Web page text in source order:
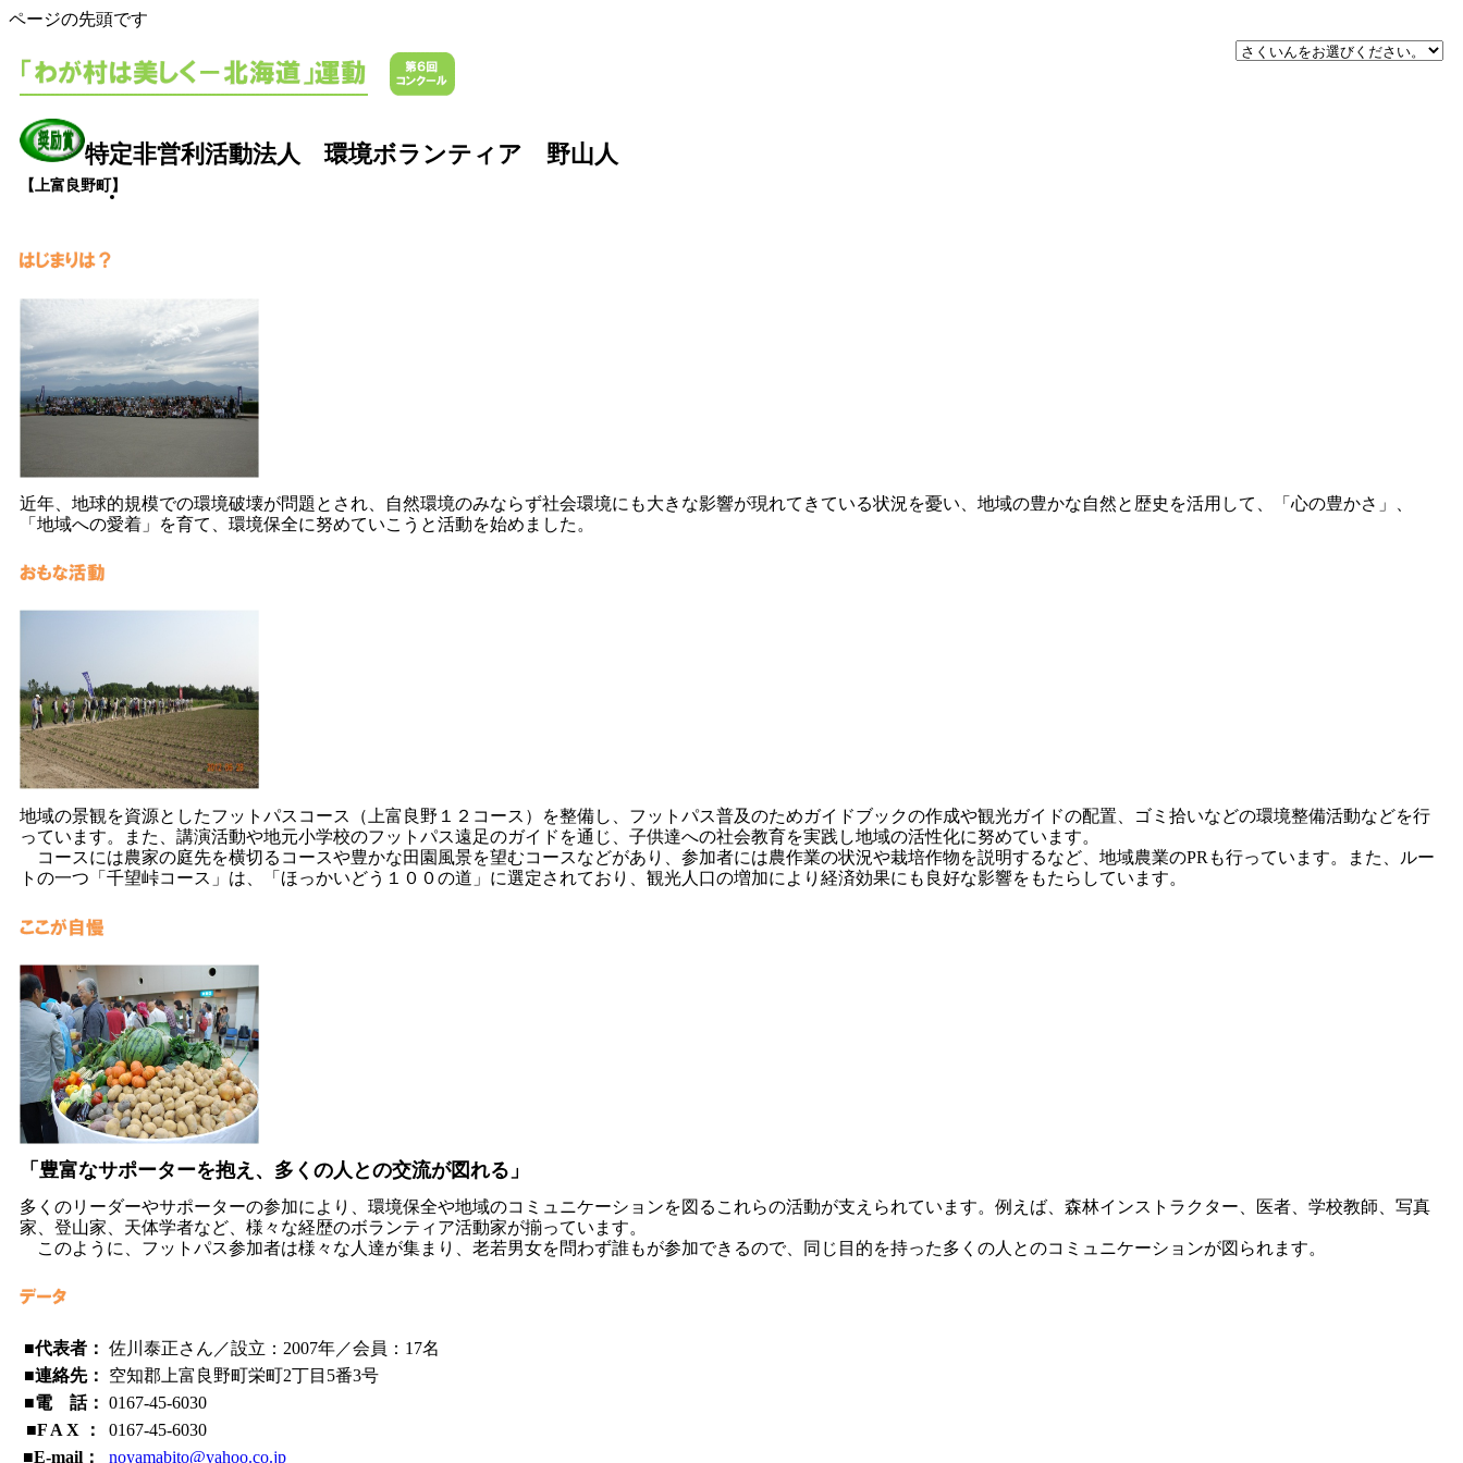
ページの先頭です
特定非営利活動法人 環境ボランティア 野山人
【上富良野町】
近年、地球的規模での環境破壊が問題とされ、自然環境のみならず社会環境にも大きな影響が現れてきている状況を憂い、地域の豊かな自然と歴史を活用して、「心の豊かさ」、
「地域への愛着」を育て、環境保全に努めていこうと活動を始めました。
地域の景観を資源としたフットパスコース（上富良野１２コース）を整備し、フットパス普及のためガイドブックの作成や観光ガイドの配置、ゴミ拾いなどの環境整備活動などを行
っています。また、講演活動や地元小学校のフットパス遠足のガイドを通じ、子供達への社会教育を実践し地域の活性化に努めています。
コースには農家の庭先を横切るコースや豊かな田園風景を望むコースなどがあり、参加者には農作業の状況や栽培作物を説明するなど、地域農業のPRも行っています。また、ルー
トの一つ「千望峠コース」は、「ほっかいどう１００の道」に選定されており、観光人口の増加により経済効果にも良好な影響をもたらしています。
「豊富なサポーターを抱え、多くの人との交流が図れる」
多くのリーダーやサポーターの参加により、環境保全や地域のコミュニケーションを図るこれらの活動が支えられています。例えば、森林インストラクター、医者、学校教師、写真
家、登山家、天体学者など、様々な経歴のボランティア活動家が揃っています。
このように、フットパス参加者は様々な人達が集まり、老若男女を問わず誰もが参加できるので、同じ目的を持った多くの人とのコミュニケーションが図られます。
■代表者： 佐川泰正さん／設立：2007年／会員：17名
■連絡先：
空知郡上富良野町栄町2丁目5番3号
■電 話： 0167-45-6030
■F A X ：
0167-45-6030
■E-mail：
noyamabito@yahoo.co.jp